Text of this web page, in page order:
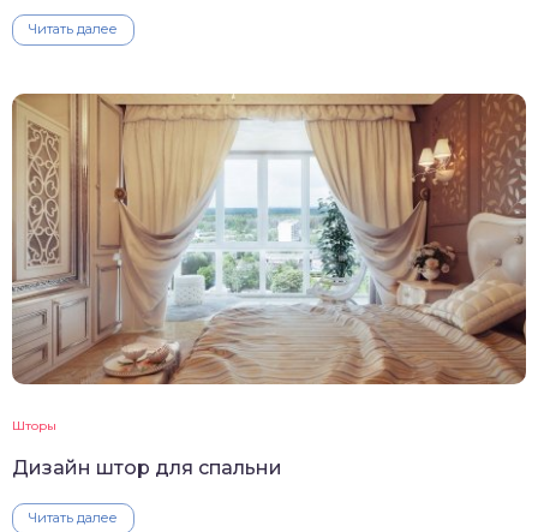
Читать далее
Шторы
Дизайн штор для спальни
Читать далее